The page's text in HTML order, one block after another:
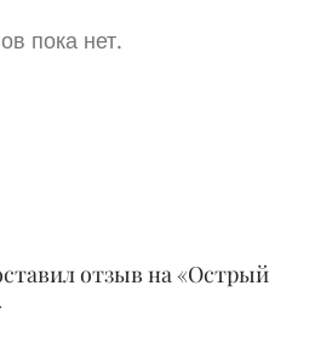
пока нет.
отзыв на «Острый